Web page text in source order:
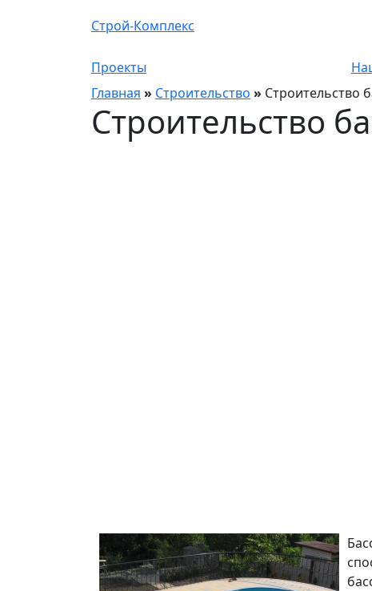
Строй-Комплекс
Проекты
Главная » Строительство » Строительство
Строительство